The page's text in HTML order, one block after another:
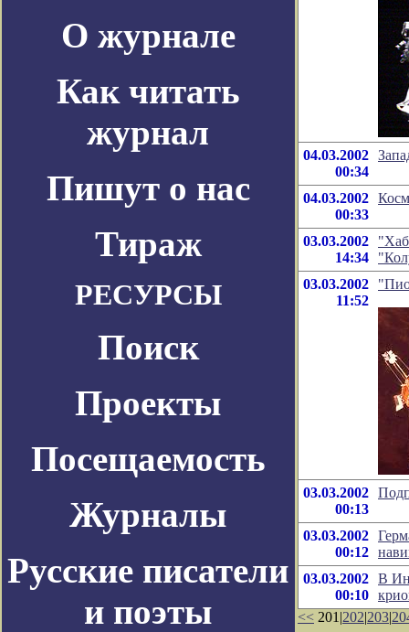
О журнале
Как читать
журнал
Пишут о нас
Тираж
РЕСУРСЫ
Поиск
Проекты
Посещаемость
Журналы
Русские писатели
и поэты
04.03.2002
00:34
04.03.2002
00:33
03.03.2002
14:34
03.03.2002
11:52
03.03.2002
00:13
03.03.2002
00:12
03.03.2002
00:10
В
<< 201|202|203|